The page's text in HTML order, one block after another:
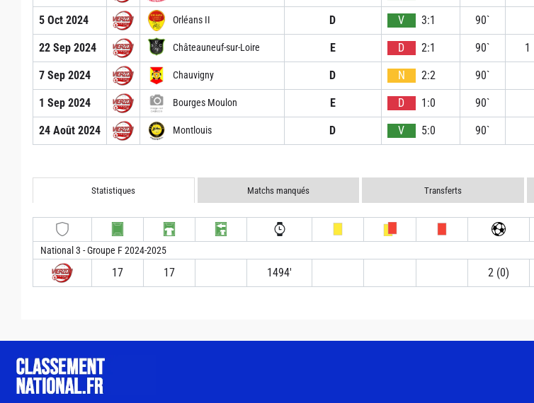
5 Oct 2024 Orléans II D V 3:1 90`
22 Sep 2024 Châteauneuf-sur-Loire E D 2:1 90` 1
7 Sep 2024 Chauvigny D N 2:2 90`
1 Sep 2024 Bourges Moulon E D 1:0 90`
24 Août 2024 Montlouis D V 5:0 90`
Statistiques Matchs manqués Transferts
National 3 - Groupe F 2024-2025
17 17 1494′ 2 (0)